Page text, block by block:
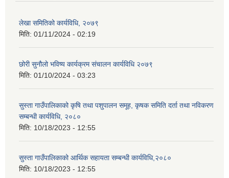
लेखा समितिको कार्यविधि, २०७९
मिति: 01/11/2024 - 02:19
छोरी सुनौलो भविष्य कार्यक्रम संचालन कार्यविधि २०७९
मिति: 01/10/2024 - 03:23
सुस्ता गाउँपालिकाको कृषि तथा पशुपालन समूह, कृषक समिति दर्ता तथा नविकरण
सम्बन्धी कार्यविधि, २०८०
मिति: 10/18/2023 - 12:55
सुस्ता गाउँपालिकाको आर्थिक सहायता सम्बन्धी कार्यविधि,२०८०
मिति: 10/18/2023 - 12:55